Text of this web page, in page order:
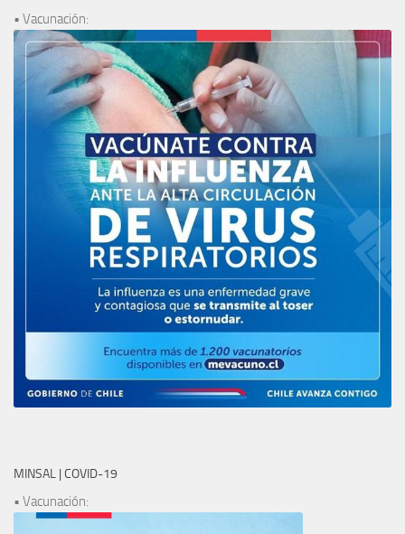
• Vacunación:
MINSAL | COVID-19
• Vacunación: